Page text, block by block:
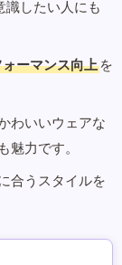
識したい人にも
ーマンス向上 を
わいいウェアな
魅力です。
合うスタイルを